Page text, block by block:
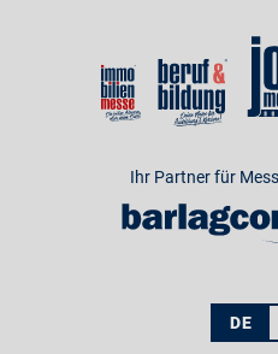
Ihr Partner für
DE